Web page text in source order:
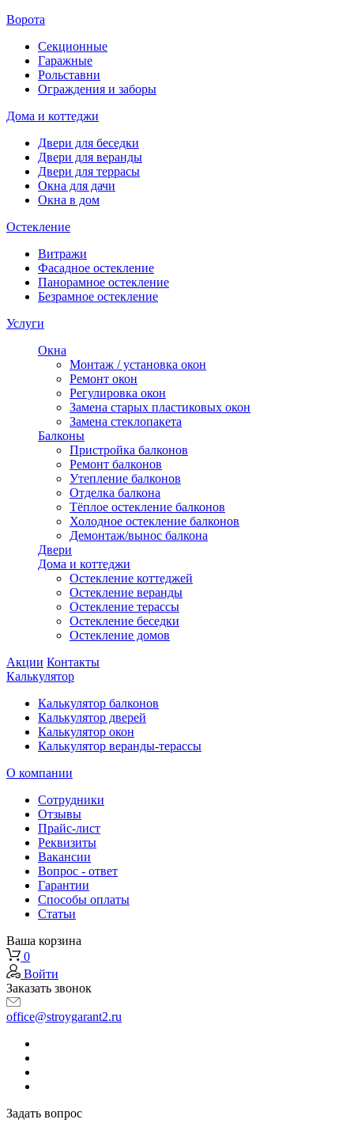
Ворота
Секционные
Гаражные
Рольставни
Ограждения и заборы
Дома и коттеджи
Двери для беседки
Двери для веранды
Двери для террасы
Окна для дачи
Окна в дом
Остекление
Витражи
Фасадное остекление
Панорамное остекление
Безрамное остекление
Услуги
Окна
Монтаж / установка окон
Ремонт окон
Регулировка окон
Замена старых пластиковых окон
Замена стеклопакета
Балконы
Пристройка балконов
Ремонт балконов
Утепление балконов
Отделка балкона
Тёплое остекление балконов
Холодное остекление балконов
Демонтаж/вынос балкона
Двери
Дома и коттеджи
Остекление коттеджей
Остекление веранды
Остекление терассы
Остекление беседки
Остекление домов
Акции Контакты
Калькулятор
Калькулятор балконов
Калькулятор дверей
Калькулятор окон
Калькулятор веранды-терассы
О компании
Сотрудники
Отзывы
Прайс-лист
Реквизиты
Вакансии
Вопрос - ответ
Гарантии
Способы оплаты
Статьи
Ваша корзина
0
Войти
Заказать звонок
office@stroygarant2.ru
Задать вопрос